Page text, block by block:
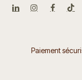
Paiement